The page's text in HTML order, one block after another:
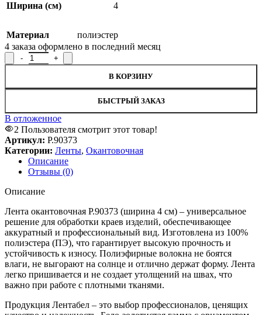
Ширина (см) 4
Материал
полиэстер
4 заказа оформлено в последний месяц
Количество товара Лента окантовочная Р.90373, ширина 4 см
В КОРЗИНУ
БЫСТРЫЙ ЗАКАЗ
В отложенное
2 Пользователя смотрит этот товар!
Артикул: Р.90373
Категории: Ленты, Окантовочная
Описание
Отзывы (0)
Описание
Лента окантовочная Р.90373 (ширина 4 см) – универсальное
решение для обработки краев изделий, обеспечивающее
аккуратный и профессиональный вид. Изготовлена из 100%
полиэстера (ПЭ), что гарантирует высокую прочность и
устойчивость к износу. Полиэфирные волокна не боятся
влаги, не выгорают на солнце и отлично держат форму. Лента
легко пришивается и не создает утолщений на швах, что
важно при работе с плотными тканями.
Продукция Лентабел – это выбор профессионалов, ценящих